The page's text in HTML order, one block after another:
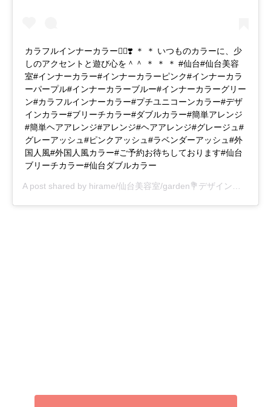
カラフルインナーカラー🏳️‍🌈❣️ ＊ ＊ いつものカラーに、少
しのアクセントと遊び心を＾＾ ＊ ＊ ＊ #仙台#仙台美容
室#インナーカラー#インナーカラーピンク#インナーカラ
ーパープル#インナーカラーブルー#インナーカラーグリー
ン#カラフルインナーカラー#プチユニコーンカラー#デザ
インカラー#ブリーチカラー#ダブルカラー#簡単アレンジ
#簡単ヘアアレンジ#アレンジ#ヘアアレンジ#グレージュ#
グレーアッシュ#ピンクアッシュ#ラベンダーアッシュ#外
国人風#外国人風カラー#ご予約お待ちしております#仙台
ブリーチカラー#仙台ダブルカラー
A post shared by hirame/仙台美容室/garden💐デザインカラー